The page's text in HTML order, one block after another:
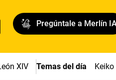
Pregúntale a Merlín IA
XIV Temas del día